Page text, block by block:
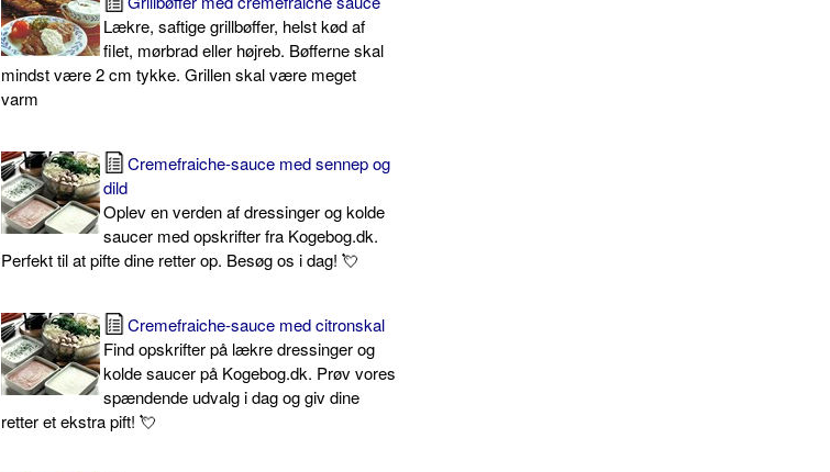
Lækre, saftige grillbøffer, helst kød af
filet, mørbrad eller højreb. Bøfferne skal
mindst være 2 cm tykke. Grillen skal være meget
varm
Cremefraiche-sauce med sennep og
dild
Oplev en verden af dressinger og kolde
saucer med opskrifter fra Kogebog.dk.
Perfekt til at pifte dine retter op. Besøg os i dag! 💘
Cremefraiche-sauce med citronskal
Find opskrifter på lækre dressinger og
kolde saucer på Kogebog.dk. Prøv vores
spændende udvalg i dag og giv dine
retter et ekstra pift! 💘